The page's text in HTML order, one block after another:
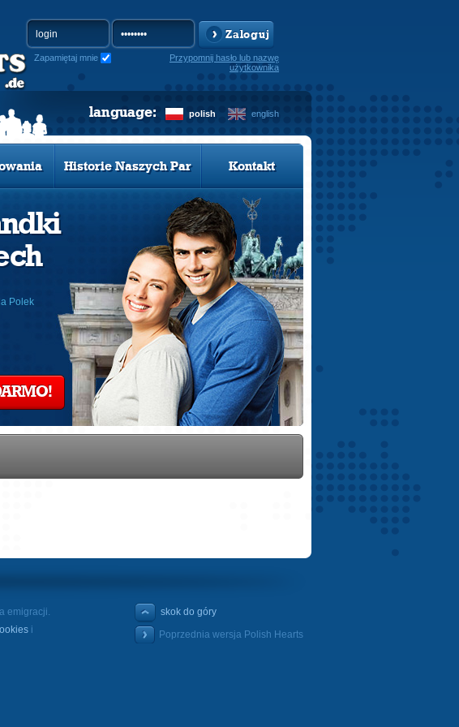
Zaloguj
Zapamiętaj mnie
Przypomnij hasło lub nazwę
użytkownika
polish english
language:
Historie Naszych Par Kontakt
Polek
emigracji.
i
skok do góry
Poprzednia wersja Polish Hearts